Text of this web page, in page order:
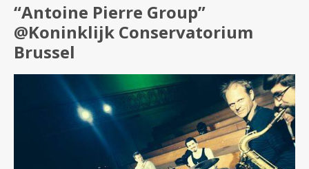
“Antoine Pierre Group”
@Koninklijk Conservatorium
Brussel